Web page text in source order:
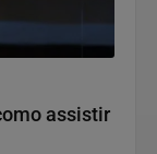
assistir